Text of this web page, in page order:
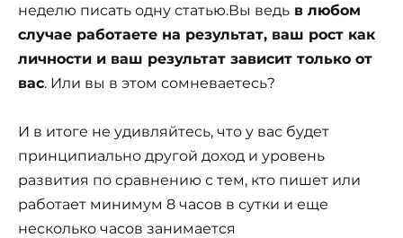
неделю писать одну статью.Вы ведь в любом
случае работаете на результат, ваш рост как
личности и ваш результат зависит только от
вас. Или вы в этом сомневаетесь?
И в итоге не удивляйтесь, что у вас будет
принципиально другой доход и уровень
развития по сравнению с тем, кто пишет или
работает минимум 8 часов в сутки и еще
несколько часов занимается